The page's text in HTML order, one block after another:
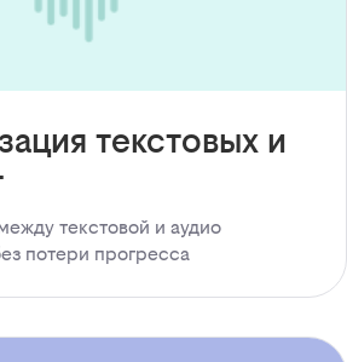
текстовых и
текстовой и аудио
потери прогресса